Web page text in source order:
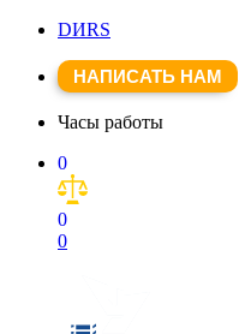
DИRS
НАПИСАТЬ НАМ
Часы работы
0
0
0